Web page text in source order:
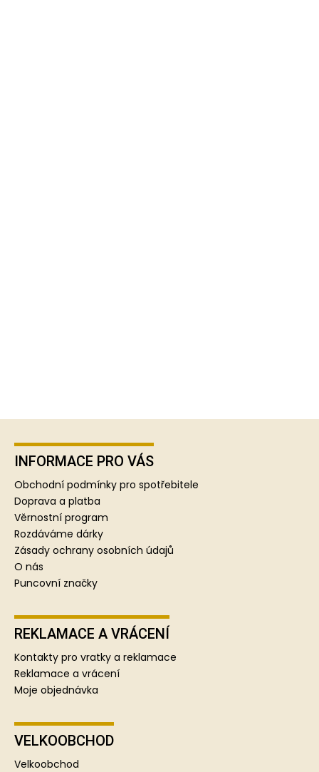
Z
INFORMACE PRO VÁS
Obchodní podmínky pro spotřebitele
Doprava a platba
Věrnostní program
Rozdáváme dárky
Zásady ochrany osobních údajů
O nás
Puncovní značky
REKLAMACE A VRÁCENÍ
Kontakty pro vratky a reklamace
Reklamace a vrácení
Moje objednávka
VELKOOBCHOD
Velkoobchod